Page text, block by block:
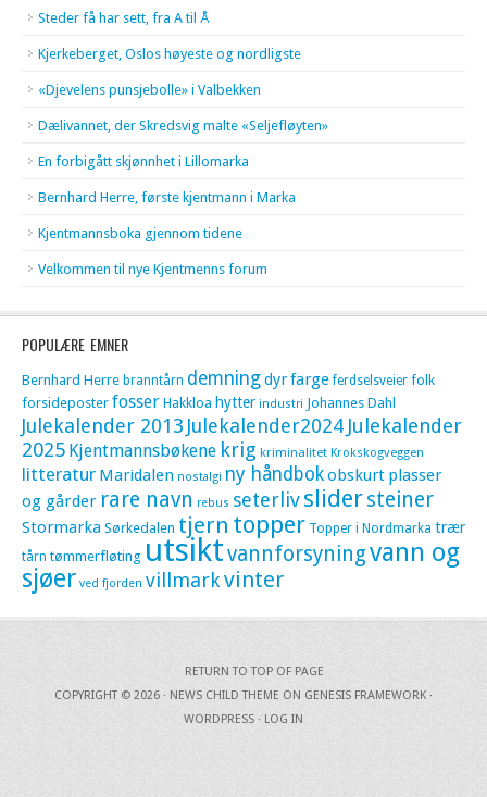
Steder få har sett, fra A til Å
Kjerkeberget, Oslos høyeste og nordligste
«Djevelens punsjebolle» i Valbekken
Dælivannet, der Skredsvig malte «Seljefløyten»
En forbigått skjønnhet i Lillomarka
Bernhard Herre, første kjentmann i Marka
Kjentmannsboka gjennom tidene
Velkommen til nye Kjentmenns forum
POPULÆRE EMNER
Bernhard Herre branntårn demningdyrfarge ferdselsveier folk
forsideposter fosser Hakkloa hytter industri Johannes Dahl
Julekalender 2013 Julekalender2024 Julekalender
2025 Kjentmannsbøkene krig kriminalitet Krokskogveggen
litteratur Maridalen nostalgi ny håndbokobskurt plasser
og gårder rare navn rebus seterlivslidersteiner
Stormarka Sørkedalen tjern topper Topper i Nordmarka trær
tårn tømmerfløting utsiktvannforsyningvann og
sjøer ved fjorden villmarkvinter
RETURN TO TOP OF PAGE
COPYRIGHT © 2026 · NEWS CHILD THEME ON GENESIS FRAMEWORK ·
WORDPRESS · LOG IN